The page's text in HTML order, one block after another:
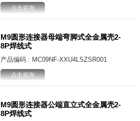
点击咨询
M9圆形连接器母端弯脚式全金属壳2-
8P焊线式
产品编码 : MC09NF-XXU4LSZSR001
点击咨询
M9圆形连接器公端直立式全金属壳2-
8P焊线式